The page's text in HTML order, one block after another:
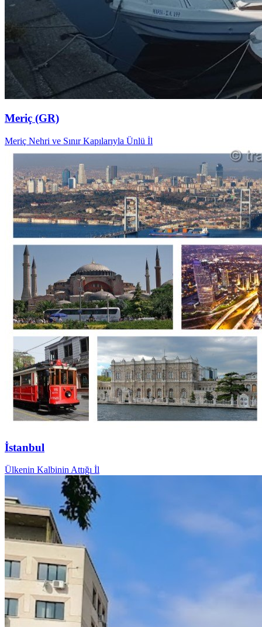
Meriç (GR)
Meriç Nehri ve Sınır Kapılarıyla Ünlü İl
İstanbul
Ülkenin Kalbinin Attığı İl